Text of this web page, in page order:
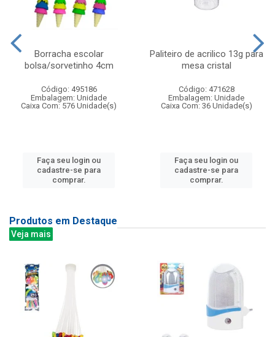
Borracha escolar
bolsa/sorvetinho 4cm
Código: 495186
Embalagem: Unidade
Caixa Com: 576 Unidade(s)
Faça seu login ou
cadastre-se para
comprar.
Paliteiro de acrilico 13g para
mesa cristal
Código: 471628
Embalagem: Unidade
Caixa Com: 36 Unidade(s)
Faça seu login ou
cadastre-se para
comprar.
Produtos em Destaque
Veja mais